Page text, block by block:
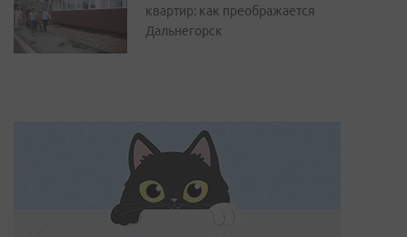
квартир: как преображается
Дальнегорск